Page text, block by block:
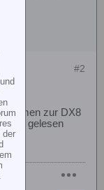
#2
zur DX8
du gelesen
der